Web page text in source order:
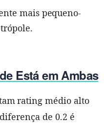
mais pequeno-
Está em Ambas
rating médio alto
de 0.2 é